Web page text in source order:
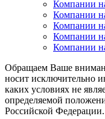
Компании
Компании
Компании
Компании
Компании
Обращаем Ваше
носит исключительно
каких условиях не
определяемой
Российской Федерации.